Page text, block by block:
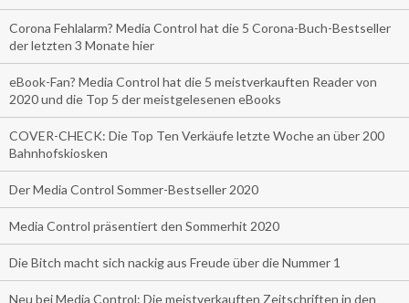
Corona Fehlalarm? Media Control hat die 5 Corona-Buch-Bestseller
der letzten 3 Monate hier
eBook-Fan? Media Control hat die 5 meistverkauften Reader von
2020 und die Top 5 der meistgelesenen eBooks
COVER-CHECK: Die Top Ten Verkäufe letzte Woche an über 200
Bahnhofskiosken
Der Media Control Sommer-Bestseller 2020
Media Control präsentiert den Sommerhit 2020
Die Bitch macht sich nackig aus Freude über die Nummer 1
Neu bei Media Control: Die meistverkauften Zeitschriften in den